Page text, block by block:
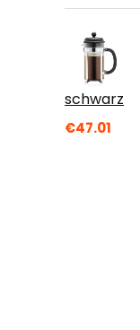
schwarz
€47.01